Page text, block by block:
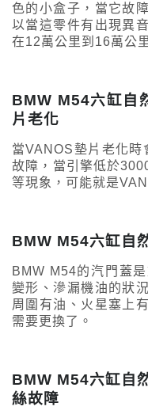
色的小盒子，當它故
以當這零件有出現異
在12萬公里到16萬公
BMW M54六缸自
片老化
當VANOS墊片老化
故障，當引擎低於
等現象，可能就是
BMW M54六缸自
BMW M54的汽門蓋
變形、滲漏機油的狀
周圍有油、火星塞上
需要更換了。
BMW M54六缸自
絲故障